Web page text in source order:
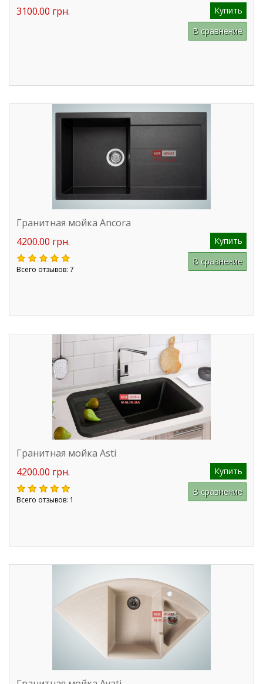
3100.00 грн.
Купить
В сравнение
Гранитная мойка Ancora
4200.00 грн.
Купить
Всего отзывов: 7
В сравнение
Гранитная мойка Asti
4200.00 грн.
Купить
Всего отзывов: 1
В сравнение